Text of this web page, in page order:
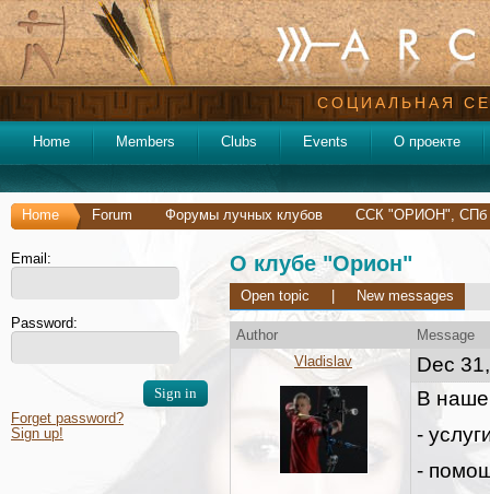
СОЦИАЛЬНАЯ
Home Members Clubs Events О проекте
Home Forum Форумы лучных клубов ССК "ОРИОН", СПб
Email:
Password:
Forget password?
Sign up!
О клубе "Орион"
Open topic New messages
Author Message
Dec
В
-
-
Vladislav